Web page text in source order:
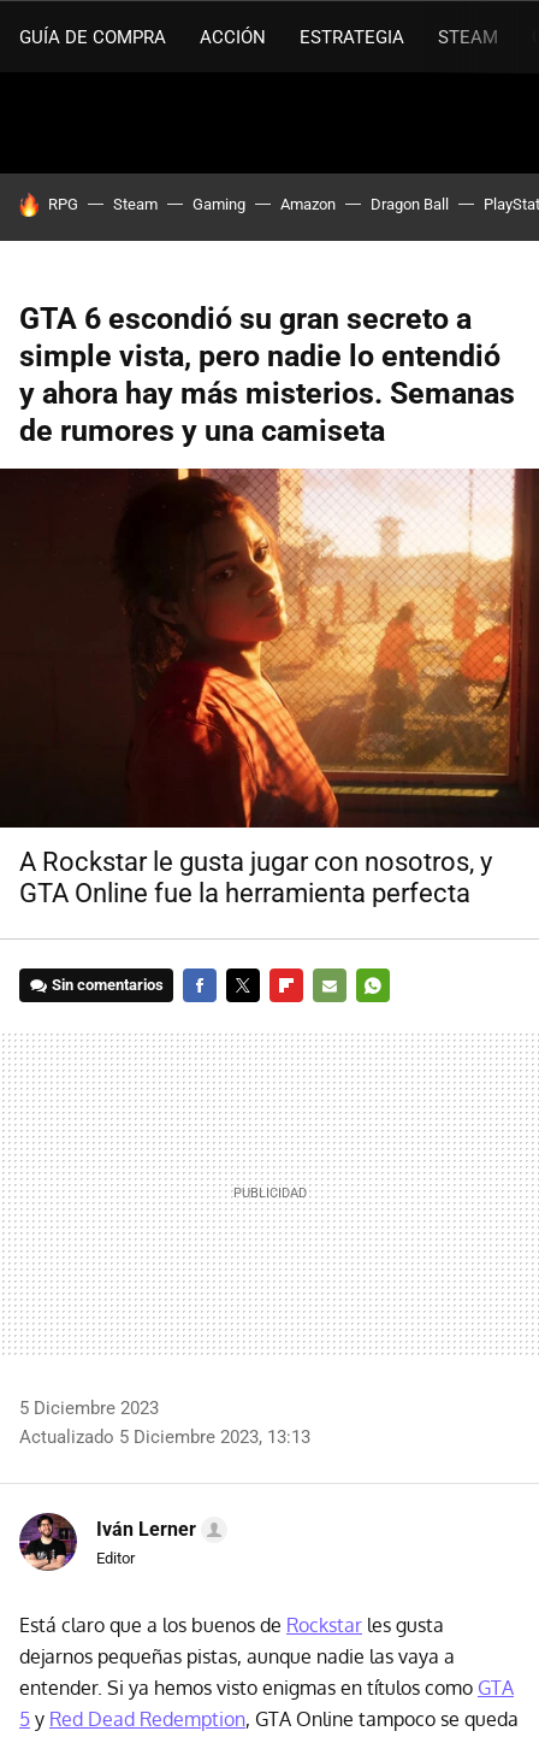
GUÍA DE COMPRA ACCIÓN ESTRATEGIA STEAM
HOY SE HABLA DE
RPG Steam Gaming Amazon Dragon Ball
GTA 6 escondió su gran secreto a
simple vista, pero nadie lo entendió
y ahora hay más misterios. Semanas
de rumores y una camiseta
A Rockstar le gusta jugar con nosotros, y
GTA Online fue la herramienta perfecta
Sin comentarios
MAIL
5 Diciembre 2023
Actualizado 5 Diciembre 2023, 13:13
Iván Lerner
Editor
Está claro que a los buenos de Rockstar les gusta
dejarnos pequeñas pistas, aunque nadie las vaya a
entender. Si ya hemos visto enigmas en títulos como GTA
5 y Red Dead Redemption, GTA Online tampoco se queda